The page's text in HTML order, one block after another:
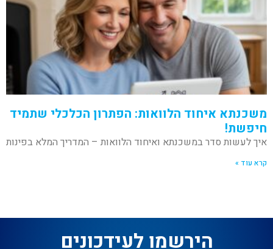
משכנתא איחוד הלוואות: הפתרון הכלכלי שתמיד
חיפשת!
איך לעשות סדר במשכנתא ואיחוד הלוואות – המדריך המלא בפינות
קרא עוד »
הירשמו לעידכונים